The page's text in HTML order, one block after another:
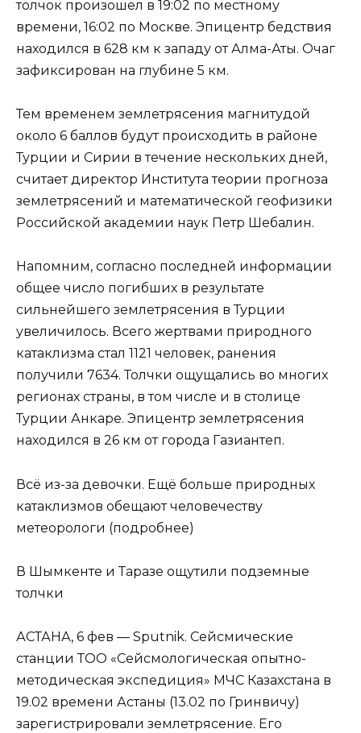
толчок произошел в 19:02 по местному
времени, 16:02 по Москве. Эпицентр бедствия
находился в 628 км к западу от Алма-Аты. Очаг
зафиксирован на глубине 5 км.
Тем временем землетрясения магнитудой
около 6 баллов будут происходить в районе
Турции и Сирии в течение нескольких дней,
считает директор Института теории прогноза
землетрясений и математической геофизики
Российской академии наук Петр Шебалин.
Напомним, согласно последней информации
общее число погибших в результате
сильнейшего землетрясения в Турции
увеличилось. Всего жертвами природного
катаклизма стал 1121 человек, ранения
получили 7634. Толчки ощущались во многих
регионах страны, в том числе и в столице
Турции Анкаре. Эпицентр землетрясения
находился в 26 км от города Газиантеп.
Всё из-за девочки. Ещё больше природных
катаклизмов обещают человечеству
метеорологи (подробнее)
В Шымкенте и Таразе ощутили подземные
толчки
АСТАНА, 6 фев — Sputnik. Сейсмические
станции ТОО «Сейсмологическая опытно-
методическая экспедиция» МЧС Казахстана в
19.02 времени Астаны (13.02 по Гринвичу)
зарегистрировали землетрясение. Его